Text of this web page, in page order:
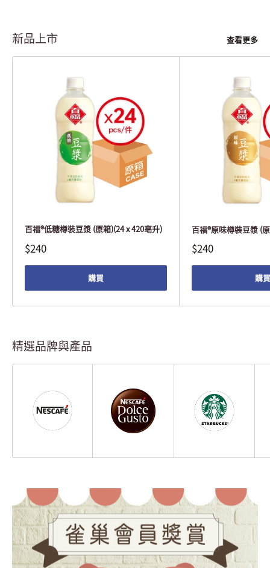
新品上市 查看更多
百福®低糖樽裝豆漿 (原箱)(24 x 420亳升)
$240
購買
百福®原味樽裝豆漿 (
$240
購
精選品牌與產品